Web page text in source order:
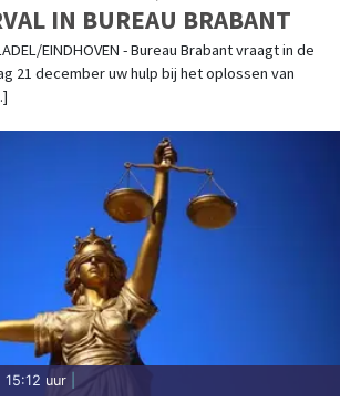
IN BUREAU BRABANT
EINDHOVEN - Bureau Brabant vraagt in de
21 december uw hulp bij het oplossen van
uur